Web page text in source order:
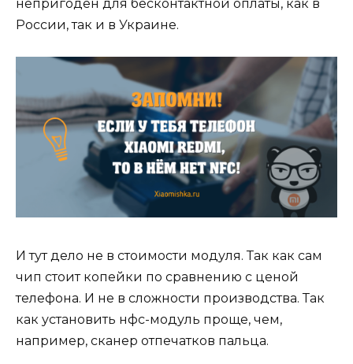
непригоден для бесконтактной оплаты, как в
России, так и в Украине.
И тут дело не в стоимости модуля. Так как сам
чип стоит копейки по сравнению с ценой
телефона. И не в сложности производства. Так
как установить нфс-модуль проще, чем,
например, сканер отпечатков пальца.